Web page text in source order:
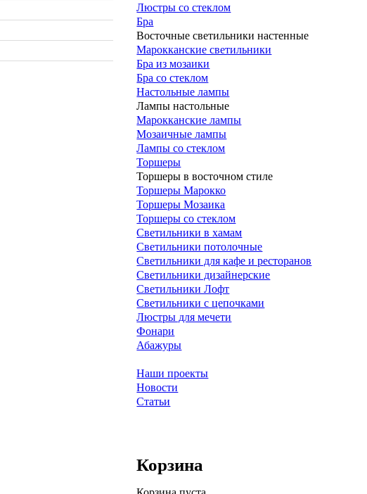
Люстры со стеклом
Бра
Восточные светильники настенные
Марокканские светильники
Бра из мозаики
Бра со стеклом
Настольные лампы
Лампы настольные
Марокканские лампы
Мозаичные лампы
Лампы со стеклом
Торшеры
Торшеры в восточном стиле
Торшеры Марокко
Торшеры Мозаика
Торшеры со стеклом
Светильники в хамам
Светильники потолочные
Светильники для кафе и ресторанов
Светильники дизайнерские
Светильники Лофт
Светильники с цепочками
Люстры для мечети
Фонари
Абажуры
Наши проекты
Новости
Статьи
Корзина